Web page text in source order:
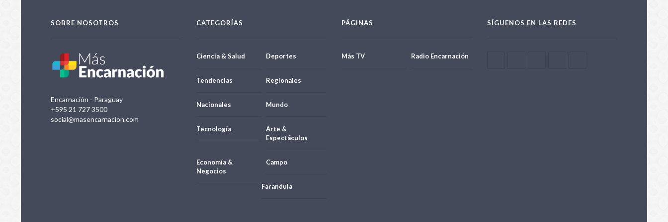
SOBRE NOSOTROS
Encarnación - Paraguay
+595 21 727 3500
social@masencarnacion.com
CATEGORÍAS
Ciencia & Salud Deportes
Tendencias Regionales
Nacionales Mundo
Tecnología
Arte &
Espectáculos
Economía &
Negocios
Campo
Farandula
PÁGINAS
Más TV Radio Encarnación
SÍGUENOS EN LAS REDES